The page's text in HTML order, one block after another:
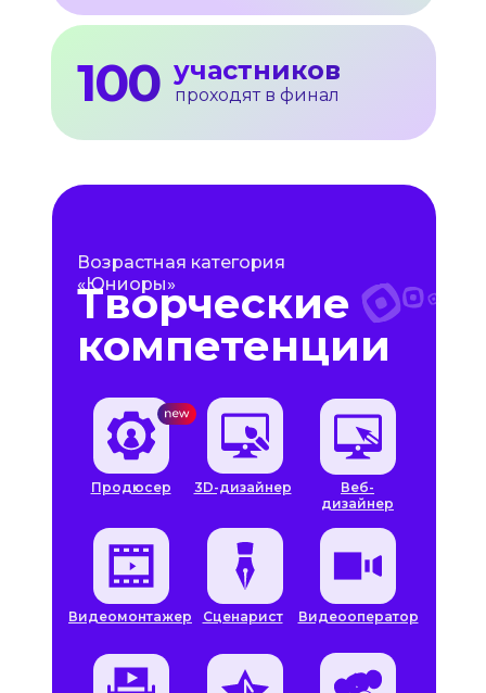
100 участников
проходят в финал
Продюсер 3D-дизайнер
Веб-
дизайнер
Видеомонтажер Видеооператор
Сценарист
Возрастная категория
«Юниоры»
Творческие
компетенции